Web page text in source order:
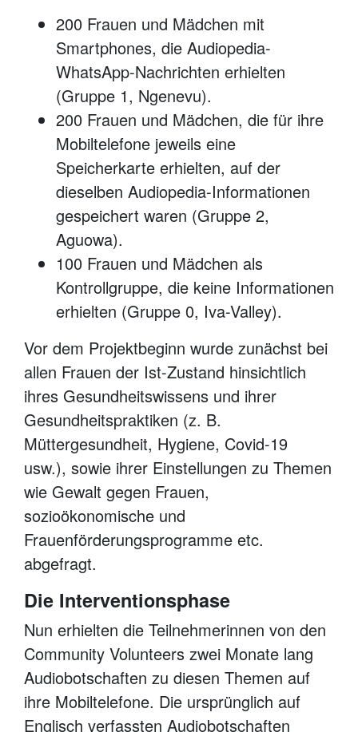
200 Frauen und Mädchen mit
Smartphones, die Audiopedia-
WhatsApp-Nachrichten erhielten
(Gruppe 1, Ngenevu).
200 Frauen und Mädchen, die für ihre
Mobiltelefone jeweils eine
Speicherkarte erhielten, auf der
dieselben Audiopedia-Informationen
gespeichert waren (Gruppe 2,
Aguowa).
100 Frauen und Mädchen als
Kontrollgruppe, die keine Informationen
erhielten (Gruppe 0, Iva-Valley).
Vor dem Projektbeginn wurde zunächst bei
allen Frauen der Ist-Zustand hinsichtlich
ihres Gesundheitswissens und ihrer
Gesundheitspraktiken (z. B.
Müttergesundheit, Hygiene, Covid-19
usw.), sowie ihrer Einstellungen zu Themen
wie Gewalt gegen Frauen,
sozioökonomische und
Frauenförderungsprogramme etc.
abgefragt.
Die Interventionsphase
Nun erhielten die Teilnehmerinnen von den
Community Volunteers zwei Monate lang
Audiobotschaften zu diesen Themen auf
ihre Mobiltelefone. Die ursprünglich auf
Englisch verfassten Audiobotschaften